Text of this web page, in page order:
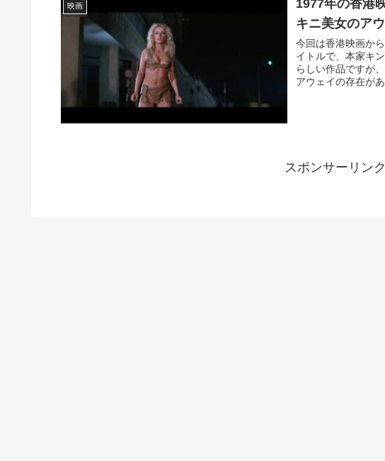
映画
1977年の香港
キニ美女のア
今回は香港映画か
イトルで、本家キ
らしい作品ですが
アウェイの存在が
スポンサーリンク